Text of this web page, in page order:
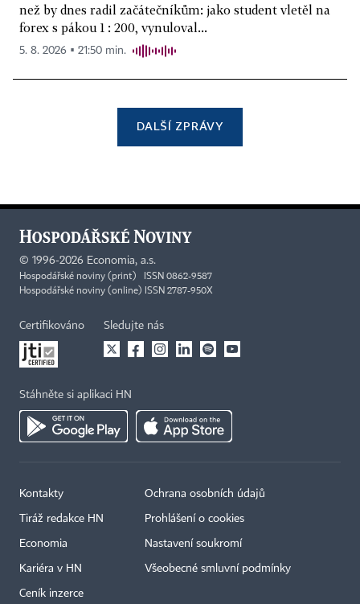
než by dnes radil začátečníkům: jako student vletěl na
forex s pákou 1 : 200, vynuloval...
5. 8. 2026 ▪ 21:50 min.
DALŠÍ ZPRÁVY
© 1996-2026 Economia, a.s.
Hospodářské noviny (print) ISSN 0862-9587
Hospodářské noviny (online) ISSN 2787-950X
Certifikováno Sledujte nás
Stáhněte si aplikaci HN
Kontakty
Tiráž redakce HN
Economia
Kariéra v HN
Ceník inzerce
Ochrana osobních údajů
Prohlášení o cookies
Nastavení soukromí
Všeobecné smluvní podmínky